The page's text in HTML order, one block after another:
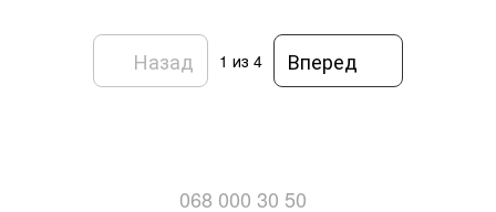
Назад 1 из 4 Вперед
068 000 30 50